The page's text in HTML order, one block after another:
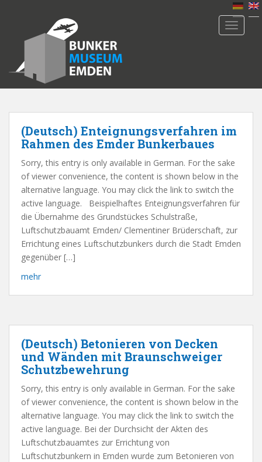
m
(Deutsch) Enteignungsverfahren im
Rahmen des Emder Bunkerbaues
Sorry, this entry is only available in German. For the sake
of viewer convenience, the content is shown below in the
alternative language. You may click the link to switch the
active language. Beispielhaftes Enteignungsverfahren für
die Übernahme des Grundstückes Schulstraße,
Luftschutzbauamt Emden/ Clementiner Brüderschaft, zur
Errichtung eines Luftschutzbunkers durch die Stadt Emden
gegenüber […]
mehr
(Deutsch) Betonieren von Decken
und Wänden mit Braunschweiger
Schutzbewehrung
Sorry, this entry is only available in German. For the sake
of viewer convenience, the content is shown below in the
alternative language. You may click the link to switch the
active language. Bei der Durchsicht der Akten des
Luftschutzbauamtes zur Errichtung von
Luftschutzbunkern in Emden wurde zum Betonieren von